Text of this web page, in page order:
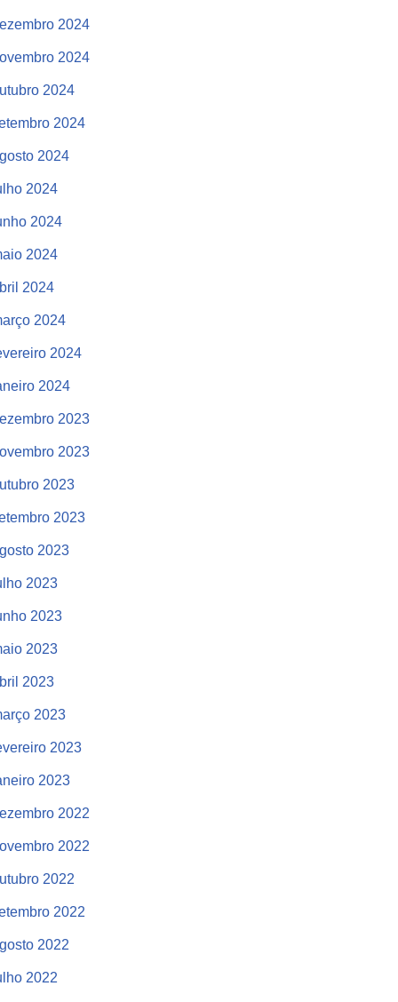
2024
2024
2024
2024
2024
2024
2024
2024
2024
2024
2024
2024
2023
2023
2023
2023
2023
2023
2023
2023
2023
2023
2023
2023
2022
2022
2022
2022
2022
2022